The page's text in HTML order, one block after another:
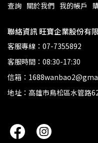
查詢 關於我們 我的帳戶
聯絡資訊 旺寶企業股份有
客服專線：07-7355892
客服時間：08:30-17:30
信箱：
地址：高雄市鳥松區水管路